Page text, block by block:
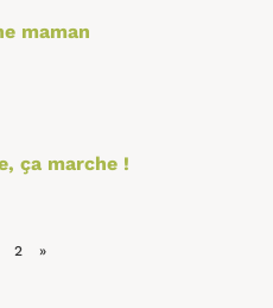
maman
ça marche !
2 »